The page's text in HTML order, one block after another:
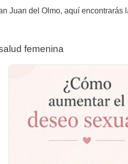
Juan del Olmo, aquí encontrarás
femenina